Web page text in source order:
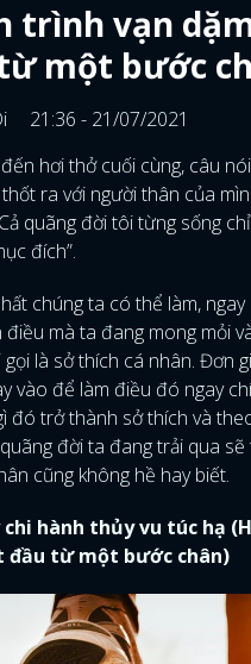
trình vạn
một bước
21:36 - 21/07/2021
hơi thở cuối cùng, câu
thốt ra với người thân của
quãng đời tôi từng sống
đích”.
chúng ta có thể làm, ngay
mà ta đang mong mỏi
gọi là sở thích cá nhân. Đơn
vào để làm điều đó ngay
đó trở thành sở thích và
đời ta đang trải qua
cũng không hề hay biết.
hành thủy vu túc hạ
đầu từ một bước chân)